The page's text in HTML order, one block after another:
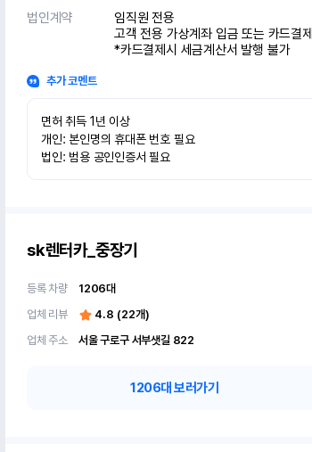
법인계약
임직원 전용
고객 전용 가상계좌 입금 또는 카드결제
*카드결제시 세금계산서 발행 불가
추가 코멘트
면허 취득 1년 이상
개인: 본인명의 휴대폰 번호 필요
법인: 범용 공인인증서 필요
sk렌터카_중장기
등록 차량 1206대
업체 리뷰
4.8 (22개)
업체 주소
서울 구로구 서부샛길 822
1206대 보러가기